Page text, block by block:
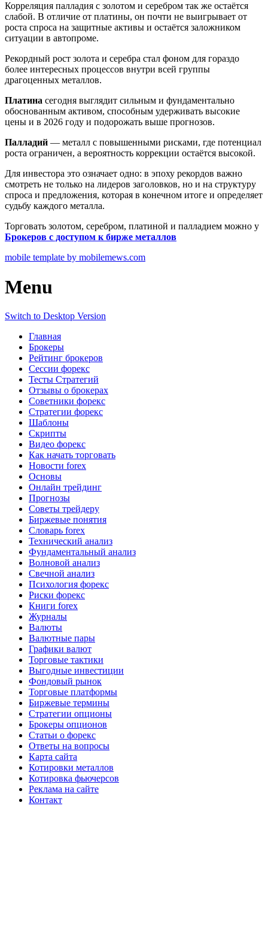
Корреляция палладия с золотом и серебром так же остаётся
слабой. В отличие от платины, он почти не выигрывает от
роста спроса на защитные активы и остаётся заложником
ситуации в автопроме.
Рекордный рост золота и серебра стал фоном для гораздо
более интересных процессов внутри всей группы
драгоценных металлов.
Платина сегодня выглядит сильным и фундаментально
обоснованным активом, способным удерживать высокие
цены и в 2026 году и подорожать выше прогнозов.
Палладий — металл с повышенными рисками, где потенциал
роста ограничен, а вероятность коррекции остаётся высокой.
Для инвестора это означает одно: в эпоху рекордов важно
смотреть не только на лидеров заголовков, но и на структуру
спроса и предложения, которая в конечном итоге и определяет
судьбу каждого металла.
Торговать золотом, серебром, платиной и палладием можно у
Брокеров с доступом к бирже металлов
mobile template by mobilemews.com
Menu
Switch to Desktop Version
Главная
Брокеры
Рейтинг брокеров
Сессии форекс
Тесты Стратегий
Отзывы о брокерах
Советники форекс
Стратегии форекс
Шаблоны
Скрипты
Видео форекс
Как начать торговать
Новости forex
Основы
Онлайн трейдинг
Прогнозы
Советы трейдеру
Биржевые понятия
Словарь forex
Технический анализ
Фундаментальный анализ
Волновой анализ
Свечной анализ
Психология форекс
Риски форекс
Книги forex
Журналы
Валюты
Валютные пары
Графики валют
Торговые тактики
Выгодные инвестиции
Фондовый рынок
Торговые платформы
Биржевые термины
Стратегии опционы
Брокеры опционов
Статьи о форекс
Ответы на вопросы
Карта сайта
Котировки металлов
Котировка фьючерсов
Реклама на сайте
Контакт